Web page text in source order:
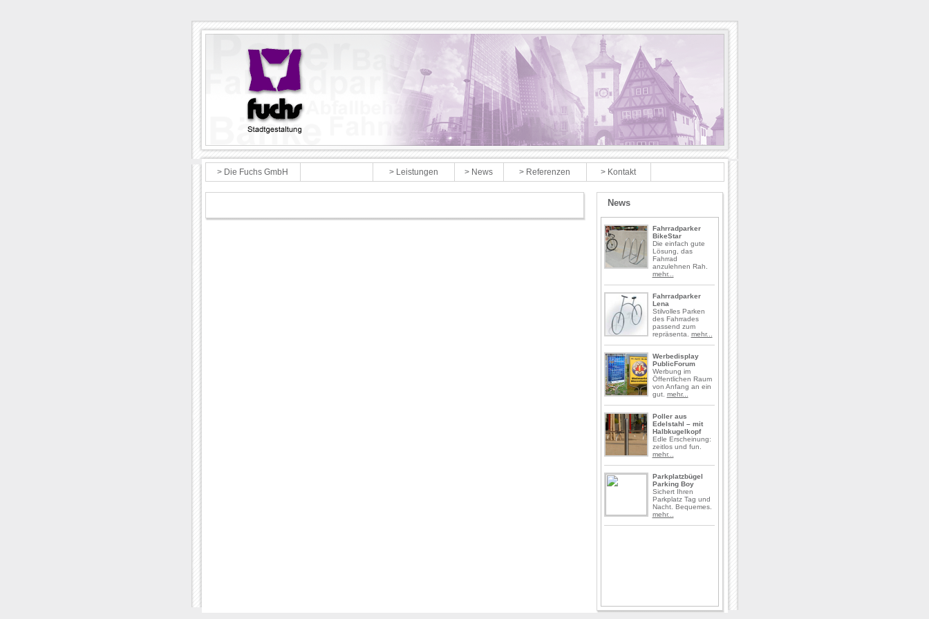
> Die Fuchs GmbH > Leistungen > News > Referenzen > Kontakt
News
Fahrradparker
BikeStar
Die einfach gute
Lösung, das
Fahrrad
anzulehnen Rah.
mehr...
Fahrradparker
Lena
Stilvolles Parken
des Fahrrades
passend zum
repräsenta. mehr...
Werbedisplay
PublicForum
Werbung im
Öffentlichen Raum
von Anfang an ein
gut. mehr...
Poller aus
Edelstahl – mit
Halbkugelkopf
Edle Erscheinung:
zeitlos und fun.
mehr...
Parkplatzbügel
Parking Boy
Sichert Ihren
Parkplatz Tag und
Nacht. Bequemes.
mehr...